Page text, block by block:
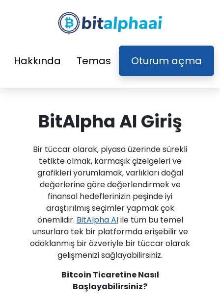
Hakkında Temas Oturum açma
BitAlpha AI Giriş
Bir tüccar olarak, piyasa üzerinde sürekli
tetikte olmak, karmaşık çizelgeleri ve
grafikleri yorumlamak, varlıkları doğal
değerlerine göre değerlendirmek ve
finansal hedeflerinizin peşinde iyi
araştırılmış seçimler yapmak çok
önemlidir. BitAlpha AIile tüm bu temel
unsurlara tek bir platformda erişebilir ve
odaklanmış bir özveriyle bir tüccar olarak
gelişmenizi sağlayabilirsiniz.
Bitcoin Ticaretine Nasıl
Başlayabilirsiniz?